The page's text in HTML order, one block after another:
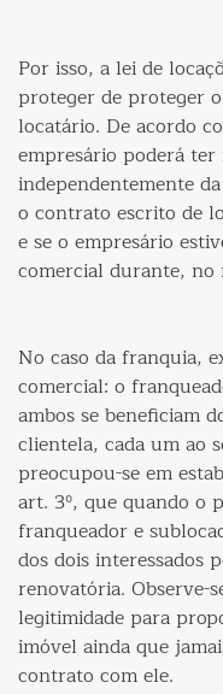
Por isso, a lei de
proteger de proteger
locatário. De acordo
empresário poderá
independentemente
o contrato escrito de
e se o empresário
comercial durante, no
No caso da franquia,
comercial: o
ambos se beneficiam
clientela, cada um ao
preocupou-se em
art. 3º, que quando o
franqueador e
dos dois interessados
renovatória. Observe-
legitimidade para
imóvel ainda que
contrato com ele.